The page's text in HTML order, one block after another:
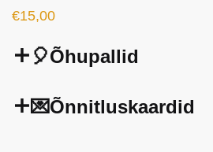
€15,00
🎈Õhupallid
💌Õnnitluskaardid